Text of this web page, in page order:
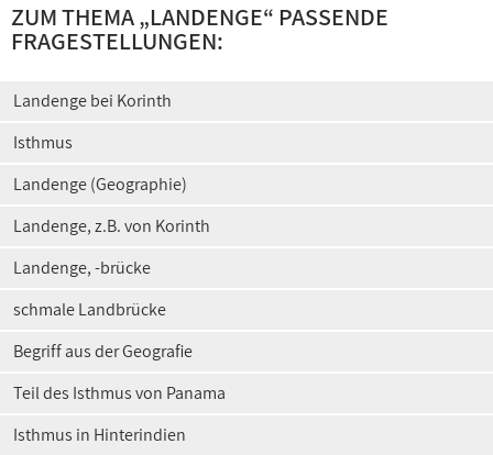
ZUM THEMA „LANDENGE“ PASSENDE
FRAGESTELLUNGEN:
Landenge bei Korinth
Isthmus
Landenge (Geographie)
Landenge, z.B. von Korinth
Landenge, -brücke
schmale Landbrücke
Begriff aus der Geografie
Teil des Isthmus von Panama
Isthmus in Hinterindien